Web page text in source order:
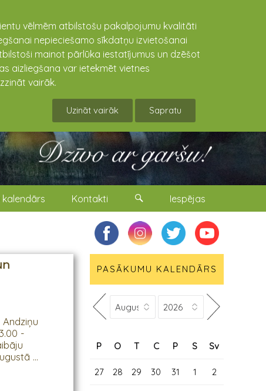
vēlmēm atbilstošu pakalpojumu kvalitāti
nepieciešamo sīkdatņu izvietošanai
mainot pārlūka iestatījumus un dzēšot
aizliegšana var ietekmēt vietnes
vairāk.
Uzināt vairāk Sapratu
kalendārs Kontakti Iespējas
Andziņu
-
...
PASĀKUMU KALENDĀRS
P O T C P S Sv
27 28 29 30 31 1 2